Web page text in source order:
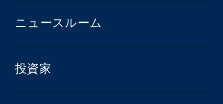
ニュースルーム
投資家